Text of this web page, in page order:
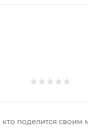
поделится своим